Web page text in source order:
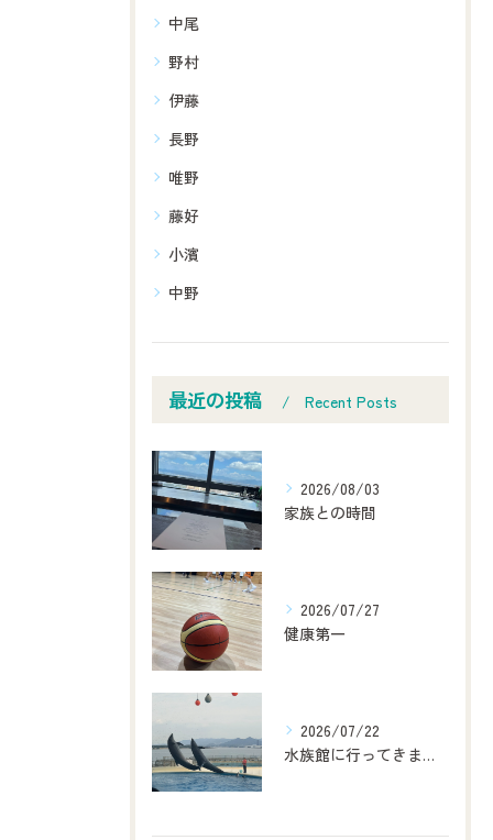
中尾
野村
伊藤
長野
唯野
藤好
小濱
中野
最近の投稿 Recent Posts
2026/08/03
家族との時間
2026/07/27
健康第一
2026/07/22
水族館に行ってきました！